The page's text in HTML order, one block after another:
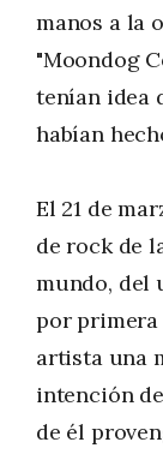
manos a la
"Moondog
tenían idea
habían
El 21 de
de rock de
mundo, del
por primera
artista una
intención
de él